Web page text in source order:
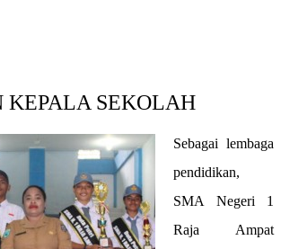
KEPALA SEKOLAH
Sebagai lembaga
pendidikan,
SMA Negeri 1
Raja Ampat